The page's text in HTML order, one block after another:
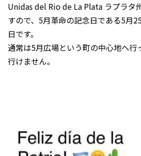
Unidas del Rio de La Plata ラプラタ
すので、5月革命の記念日である5月
日です。
通常は5月広場という町の中心地へ
行けません。